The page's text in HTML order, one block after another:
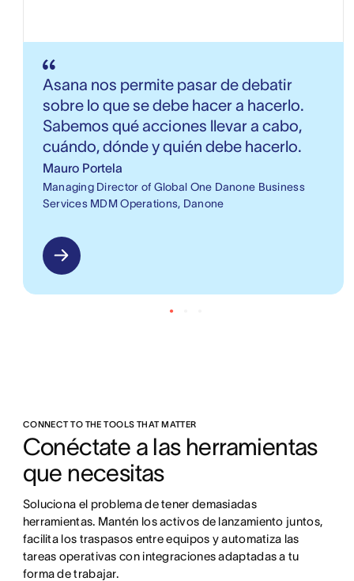
Asana nos permite pasar de debatir
sobre lo que se debe hacer a hacerlo.
Sabemos qué acciones llevar a cabo,
cuándo, dónde y quién debe hacerlo.
Mauro Portela
Managing Director of Global One Danone Business
Services MDM Operations, Danone
CONNECT TO THE TOOLS THAT MATTER
Conéctate a las herramientas
que necesitas
Soluciona el problema de tener demasiadas
herramientas. Mantén los activos de lanzamiento juntos,
facilita los traspasos entre equipos y automatiza las
tareas operativas con integraciones adaptadas a tu
forma de trabajar.